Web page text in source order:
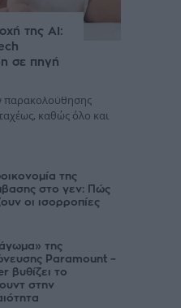
της AI:
σε πηγή
παρακολούθησης
καθώς όλο και
της
στο γεν: Πώς
οι ισορροπίες
της
Paramount –
βυθίζει το
στην